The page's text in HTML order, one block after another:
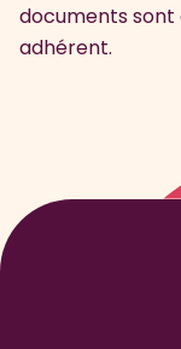
documents
adhérent.